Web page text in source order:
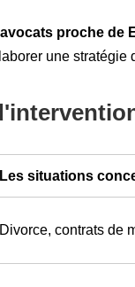
proche de
une
Les situations
Divorce, contrats de